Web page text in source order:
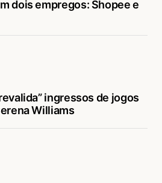
dois empregos: Shopee e
ingressos de jogos
Williams